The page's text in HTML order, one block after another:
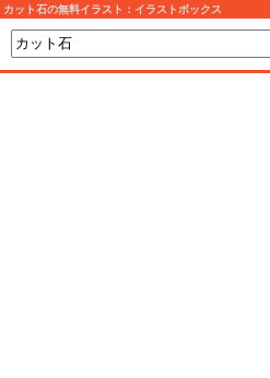
カット石の無料イラスト：イラストボックス